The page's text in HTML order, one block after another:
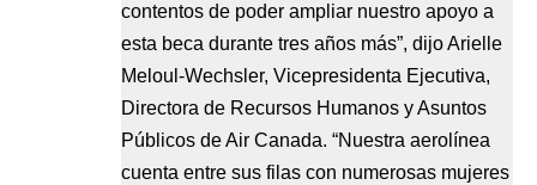
contentos de poder ampliar nuestro apoyo a
esta beca durante tres años más”, dijo Arielle
Meloul-Wechsler, Vicepresidenta Ejecutiva,
Directora de Recursos Humanos y Asuntos
Públicos de Air Canada. “Nuestra aerolínea
cuenta entre sus filas con numerosas mujeres